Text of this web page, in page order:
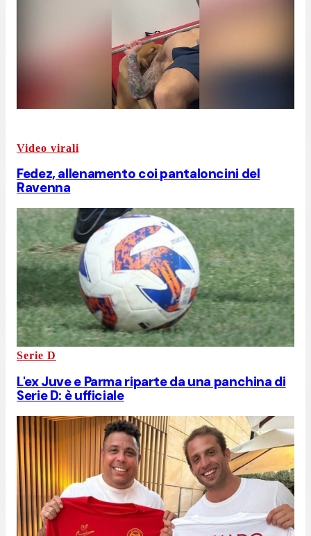
Video virali
Fedez, allenamento coi pantaloncini del
Ravenna
Serie D
L'ex Juve e Parma riparte da una panchina di
Serie D: è ufficiale